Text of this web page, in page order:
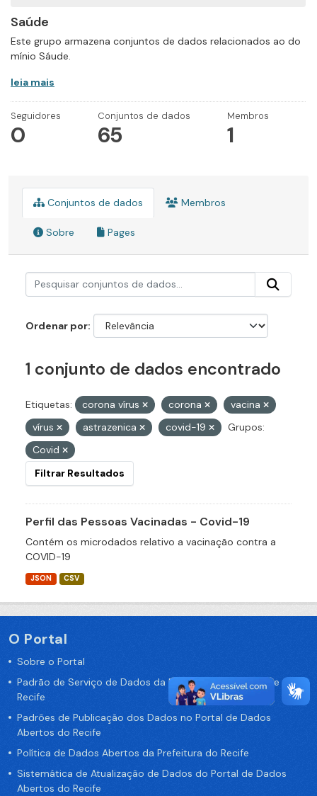
Saúde
Este grupo armazena conjuntos de dados relacionados ao do
mínio Sáude.
leia mais
Seguidores
0
Conjuntos de dados
65
Membros
1
Conjuntos de dados Membros
Sobre Pages
Ordenar por
1 conjunto de dados encontrado
Etiquetas: corona vírus corona
vacina
vírus
astrazenica covid-19
Grupos:
Covid
Filtrar Resultados
Perfil das Pessoas Vacinadas - Covid-19
Contém os microdados relativo a vacinação contra a
COVID-19
JSON CSV
O Portal
Sobre o Portal
Padrão de Serviço de Dados da Prefeitura da Cidade de
Recife
Padrões de Publicação dos Dados no Portal de Dados
Abertos do Recife
Política de Dados Abertos da Prefeitura do Recife
Sistemática de Atualização de Dados do Portal de Dados
Abertos do Recife